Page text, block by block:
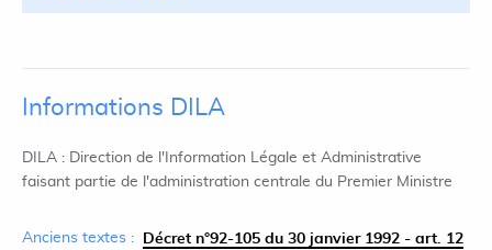
Informations DILA
DILA : Direction de l'Information Légale et Administrative
faisant partie de l'administration centrale du Premier Ministre
Anciens textes :
Décret n°92-105 du 30 janvier 1992 - art. 12